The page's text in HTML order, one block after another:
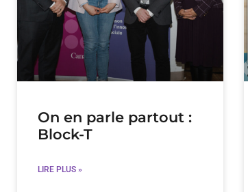
On en parle partout :
Block-T
LIRE PLUS »